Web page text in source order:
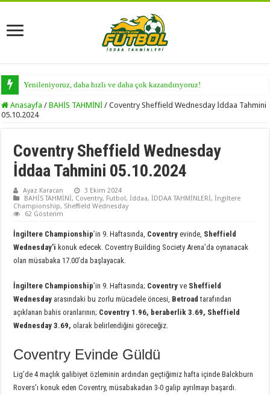
Yenileniyoruz, daha hızlı ve daha çok kazandırıyoruz!
Anasayfa / BAHİS TAHMİNİ / Coventry Sheffield Wednesday İddaa Tahmini
05.10.2024
Coventry Sheffield Wednesday
İddaa Tahmini 05.10.2024
Ayaz Karacan
3 Ekim 2024
BAHİS TAHMİNİ, Coventry, Futbol,İddaa,İDDAA TAHMİNLERİ,İngiltere
Championship, Sheffield Wednesday
62 Gösterim
İngiltere Championship’in 9. Haftasında, Coventryevinde, Sheffield
Wednesday’i konuk edecek. Coventry Building Society Arena’da oynanacak
olan müsabaka 17.00’da başlayacak.
İngiltere Championship’in 9. Haftasında; Coventryve Sheffield
Wednesday arasındaki bu zorlu mücadele öncesi, Betroadtarafından
açıklanan bahis oranlarının; Coventry 1.96, beraberlik 3.69, Sheffield
Wednesday 3.69,olarak belirlendiğini göreceğiz.
Coventry Evinde Güldü
Lig’de 4 maçlık galibiyet özleminin ardından geçtiğimiz hafta içinde Balckburn
Rovers’ı konuk eden Coventry, müsabakadan 3-0 galip ayrılmayı başardı.